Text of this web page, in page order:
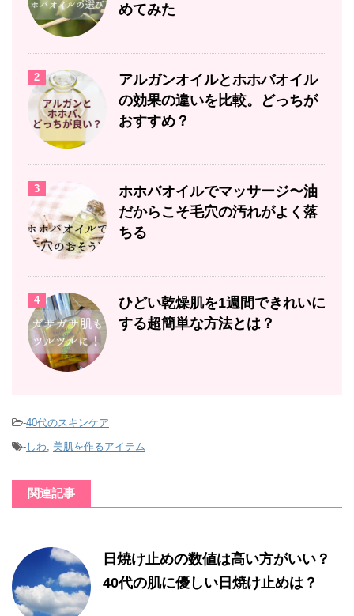
めてみた
2
アルガンオイルとホホバオイル
の効果の違いを比較。どっちが
おすすめ？
3
ホホバオイルでマッサージ〜油
だからこそ毛穴の汚れがよく落
ちる
4
ひどい乾燥肌を1週間できれいに
する超簡単な方法とは？
-40代のスキンケア
-しわ 美肌を作るアイテム
関連記事
日焼け止めの数値は高い方がいい？
40代の肌に優しい日焼け止めは？